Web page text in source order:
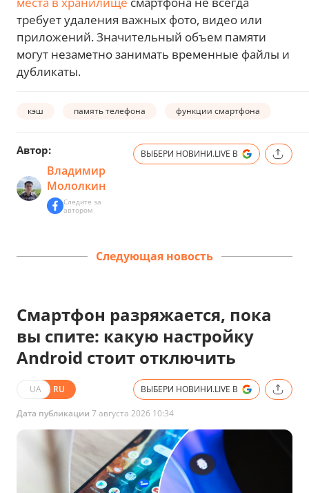
требует удаления важных фото, видео или
приложений. Значительный объем памяти
могут незаметно занимать временные файлы и
дубликаты.
кэш память телефона функции смартфона
Автор:
Владимир
Мололкин
Следите за
автором
ВЫБЕРИ НОВИНИ.LIVE В
Следующая новость
Смартфон разряжается, пока
вы спите: какую настройку
Android стоит отключить
UA RU ВЫБЕРИ НОВИНИ.LIVE В
Дата публикации 7 августа 2026 10:34